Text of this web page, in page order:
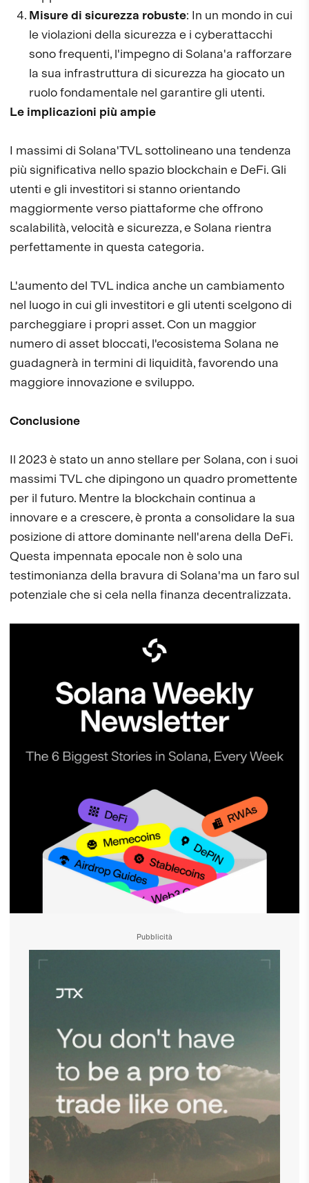
Misure di sicurezza robuste: In un mondo in cui
le violazioni della sicurezza e i cyberattacchi
sono frequenti, l'impegno di Solana'a rafforzare
la sua infrastruttura di sicurezza ha giocato un
ruolo fondamentale nel garantire gli utenti.
Le implicazioni più ampie
I massimi di Solana'TVL sottolineano una tendenza
più significativa nello spazio blockchain e DeFi. Gli
utenti e gli investitori si stanno orientando
maggiormente verso piattaforme che offrono
scalabilità, velocità e sicurezza, e Solana rientra
perfettamente in questa categoria.
L'aumento del TVL indica anche un cambiamento
nel luogo in cui gli investitori e gli utenti scelgono di
parcheggiare i propri asset. Con un maggior
numero di asset bloccati, l'ecosistema Solana ne
guadagnerà in termini di liquidità, favorendo una
maggiore innovazione e sviluppo.
Conclusione
Il 2023 è stato un anno stellare per Solana, con i suoi
massimi TVL che dipingono un quadro promettente
per il futuro. Mentre la blockchain continua a
innovare e a crescere, è pronta a consolidare la sua
posizione di attore dominante nell'arena della DeFi.
Questa impennata epocale non è solo una
testimonianza della bravura di Solana'ma un faro sul
potenziale che si cela nella finanza decentralizzata.
Pubblicità